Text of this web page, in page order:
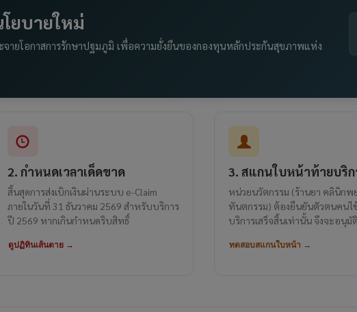
ยบายใหม่
จายโอกาสการรักษาปฐมภูมิ เพื่อความยั่งยืนของกองทุนหลักประกันสุขภาพแห่ง
2. กำหนดเวลาเด็ดขาด
สิ้นสุดการส่งเบิกเงินผ่านระบบ e-Claim
ภายในวันที่ 31 ธันวาคม 2569 สำหรับบริการ
ปี 2569 หากเกินกำหนดริบสิทธิ์
ดูปฏิทินเส้นตาย →
3. สแกนใบหน้าท้ายบริก
หน่วยนวัตกรรม (ร้านยา คลินิก
ทันตกรรม) ต้องยืนยันตัวตนคนไ
บริการเสร็จสิ้นเท่านั้น จึงจะอนุมั
ทดสอบสแกนใบหน้า →